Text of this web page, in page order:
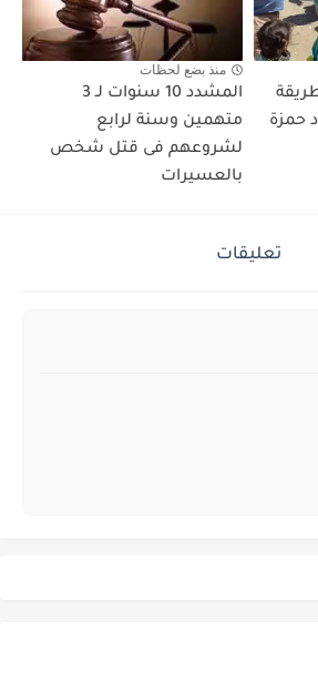
حمزة
منذ بضع لحظات
المشدد 10 سنوات لـ 3
متهمين وسنة لرابع
لشروعهم فى قتل شخص
بالعسيرات
تعليقات